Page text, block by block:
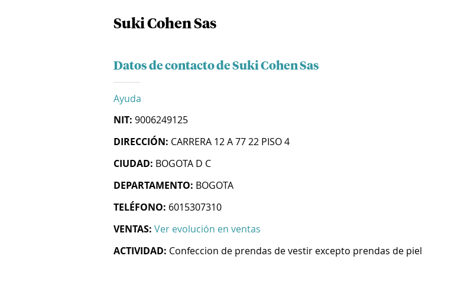
Suki Cohen Sas
Datos de contacto de Suki Cohen Sas
Ayuda
NIT: 9006249125
DIRECCIÓN: CARRERA 12 A 77 22 PISO 4
CIUDAD: BOGOTA D C
DEPARTAMENTO: BOGOTA
TELÉFONO: 6015307310
VENTAS: Ver evolución en ventas
ACTIVIDAD: Confeccion de prendas de vestir excepto prendas de piel